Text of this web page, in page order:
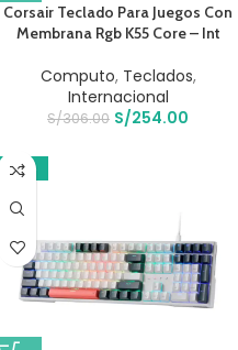
Corsair Teclado Para Juegos Con
Membrana Rgb K55 Core – Int
Computo, Teclados,
Internacional
S/306.00 S/254.00
-18%